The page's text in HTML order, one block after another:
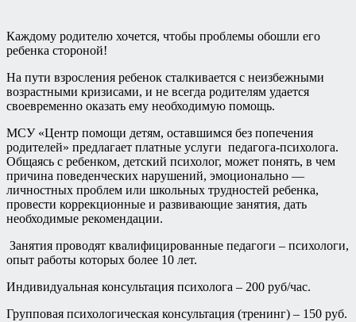
Каждому родителю хочется, чтобы проблемы обошли его
ребенка стороной!
На пути взросления ребенок сталкивается с неизбежными
возрастными кризисами, и не всегда родителям удается
своевременно оказать ему необходимую помощь.
МСУ «Центр помощи детям, оставшимся без попечения
родителей» предлагает платные услуги педагога-психолога.
Общаясь с ребенком, детский психолог, может понять, в чем
причина поведенческих нарушений, эмоционально —
личностных проблем или школьных трудностей ребенка,
провести коррекционные и развивающие занятия, дать
необходимые рекомендации.
Занятия проводят квалифицированные педагоги – психологи,
опыт работы которых более 10 лет.
Индивидуальная консультация психолога – 200 руб/час.
Групповая психологическая консультация (тренинг) – 150 руб.